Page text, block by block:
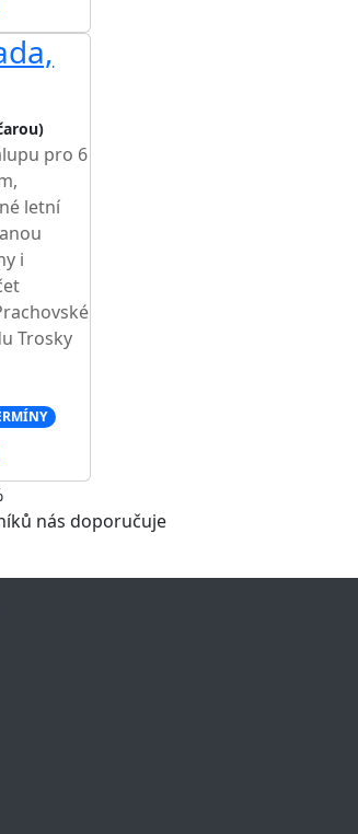
pro 6
letní
i
Trosky
nás doporučuje